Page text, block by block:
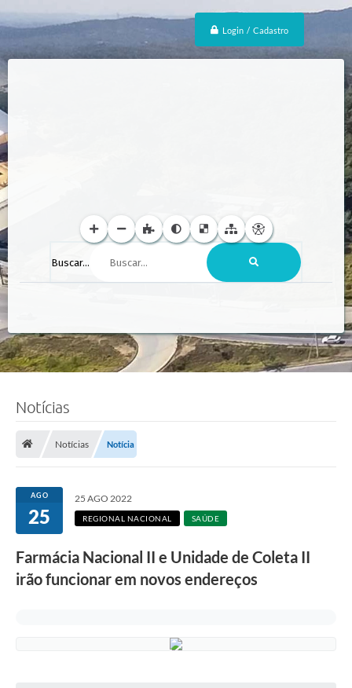
Login / Cadastro
Buscar...
Notícias
Notícias Notícia
AGO
25
25 AGO 2022
REGIONAL NACIONAL SAÚDE
Farmácia Nacional II e Unidade de Coleta II
irão funcionar em novos endereços